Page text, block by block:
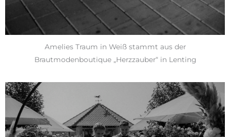
Amelies Traum in Weiß stammt aus der
Brautmodenboutique „Herzzauber“ in Lenting